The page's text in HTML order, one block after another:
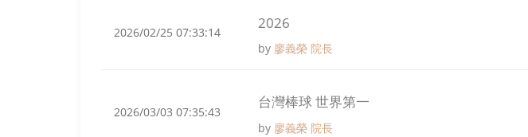
2026/02/25 07:33:14
2026
by 廖義榮 院長
2026/03/03 07:35:43
台灣棒球 世界第一
by 廖義榮 院長